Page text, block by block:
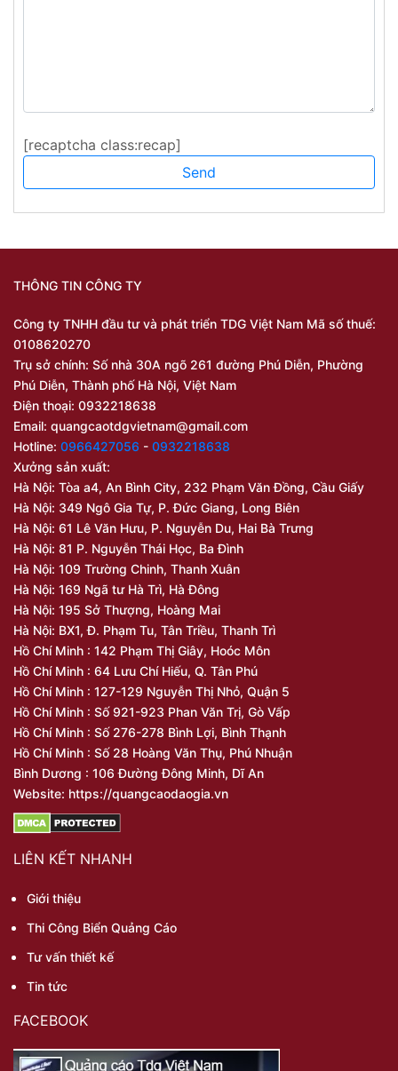
[recaptcha class:recap]
THÔNG TIN CÔNG TY
Công ty TNHH đầu tư và phát triển TDG Việt Nam Mã số thuế:
0108620270
Trụ sở chính: Số nhà 30A ngõ 261 đường Phú Diễn, Phường
Phú Diễn, Thành phố Hà Nội, Việt Nam
Điện thoại: 0932218638
Email: quangcaotdgvietnam@gmail.com
Hotline: 0966427056 - 0932218638
Xưởng sản xuất:
Hà Nội: Tòa a4, An Bình City, 232 Phạm Văn Đồng, Cầu Giấy
Hà Nội: 349 Ngô Gia Tự, P. Đức Giang, Long Biên
Hà Nội: 61 Lê Văn Hưu, P. Nguyễn Du, Hai Bà Trưng
Hà Nội: 81 P. Nguyễn Thái Học, Ba Đình
Hà Nội: 109 Trường Chinh, Thanh Xuân
Hà Nội: 169 Ngã tư Hà Trì, Hà Đông
Hà Nội: 195 Sở Thượng, Hoàng Mai
Hà Nội: BX1, Đ. Phạm Tu, Tân Triều, Thanh Trì
Hồ Chí Minh : 142 Phạm Thị Giây, Hoóc Môn
Hồ Chí Minh : 64 Lưu Chí Hiếu, Q. Tân Phú
Hồ Chí Minh : 127-129 Nguyễn Thị Nhỏ, Quận 5
Hồ Chí Minh : Số 921-923 Phan Văn Trị, Gò Vấp
Hồ Chí Minh : Số 276-278 Bình Lợi, Bình Thạnh
Hồ Chí Minh : Số 28 Hoàng Văn Thụ, Phú Nhuận
Bình Dương : 106 Đường Đông Minh, Dĩ An
Website: https://quangcaodaogia.vn
LIÊN KẾT NHANH
Giới thiệu
Thi Công Biển Quảng Cáo
Tư vấn thiết kế
Tin tức
FACEBOOK